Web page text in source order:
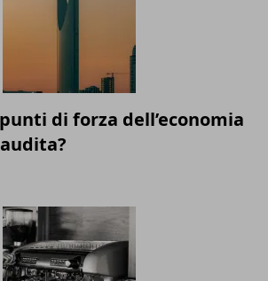
di forza dell’economia